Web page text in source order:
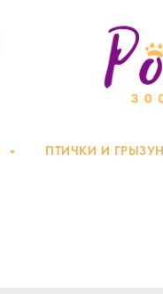
ПТИЧКИ И